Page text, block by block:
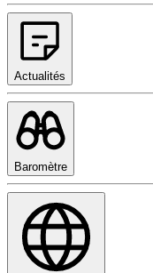
Actualités
Baromètre